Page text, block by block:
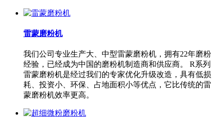
雷蒙磨粉机
我们公司专业生产大、中型雷蒙磨粉机，拥有22年磨粉
经验，已经成为中国的磨粉机制造商和供应商。 R系列
雷蒙磨粉机是经过我们的专家优化升级改造，具有低损
耗、投资小、环保、占地面积小等优点，它比传统的雷
蒙磨粉机效率更高。